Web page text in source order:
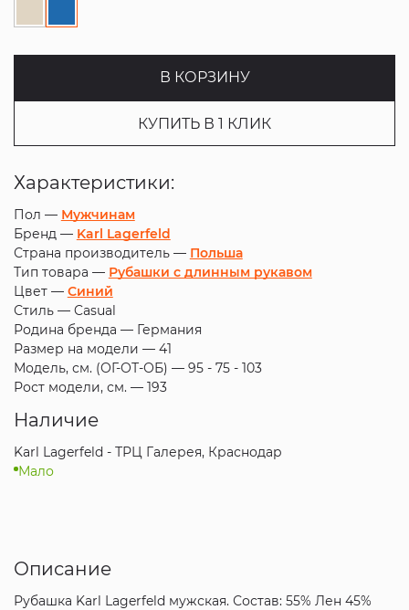
В КОРЗИНУ
КУПИТЬ В 1 КЛИК
Характеристики:
Пол — Мужчинам
Бренд — Karl Lagerfeld
Страна производитель — Польша
Тип товара — Рубашки с длинным рукавом
Цвет — Синий
Стиль — Casual
Родина бренда — Германия
Размер на модели — 41
Модель, см. (ОГ-ОТ-ОБ) — 95 - 75 - 103
Рост модели, см. — 193
Наличие
Karl Lagerfeld - ТРЦ Галерея, Краснодар
Мало
Описание
Рубашка Karl Lagerfeld мужская. Состав: 55% Лен 45%